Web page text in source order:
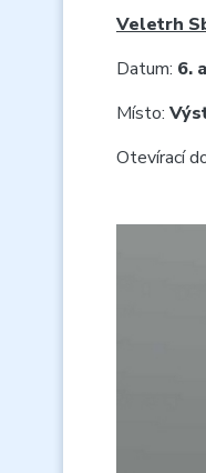
Veletrh
Datum: 6.
Místo:
Otevírací